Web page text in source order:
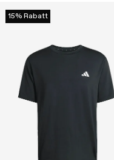
15% Rabatt